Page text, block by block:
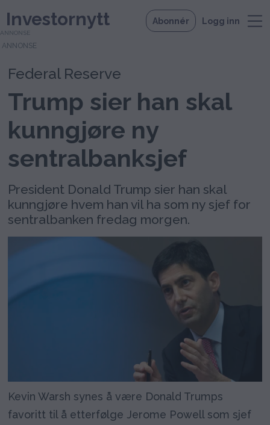
Investornytt Abonnér Logg inn
ANNONSE
Federal Reserve
Trump sier han skal
kunngjøre ny
sentralbanksjef
President Donald Trump sier han skal
kunngjøre hvem han vil ha som ny sjef for
sentralbanken fredag morgen.
Kevin Warsh synes å være Donald Trumps
favoritt til å etterfølge Jerome Powell som sjef